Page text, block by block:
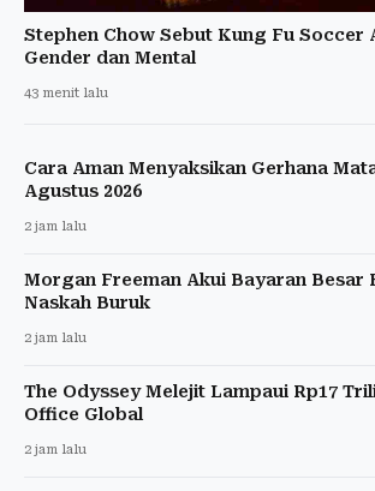
Stephen Chow Sebut Kung Fu Soccer
Gender dan Mental
43 menit lalu
Cara Aman Menyaksikan Gerhana
Agustus 2026
2 jam lalu
Morgan Freeman Akui Bayaran Besar
Naskah Buruk
2 jam lalu
The Odyssey Melejit Lampaui Rp17
Office Global
2 jam lalu